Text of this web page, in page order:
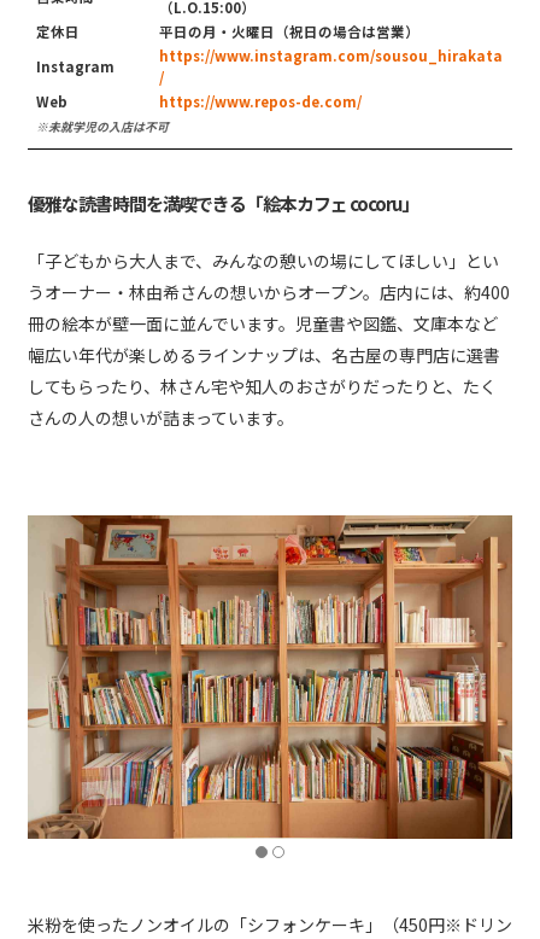
（L.O.15:00）
定休日
平日の月・火曜日（祝日の場合は営業）
Instagram
https://www.instagram.com/sousou_hirakata
/
Web
https://www.repos-de.com/
※未就学児の入店は不可
優雅な読書時間を満喫できる「絵本カフェ cocoru」
「子どもから大人まで、みんなの憩いの場にしてほしい」とい
うオーナー・林由希さんの想いからオープン。店内には、約400
冊の絵本が壁一面に並んでいます。児童書や図鑑、文庫本など
幅広い年代が楽しめるラインナップは、名古屋の専門店に選書
してもらったり、林さん宅や知人のおさがりだったりと、たく
さんの人の想いが詰まっています。
米粉を使ったノンオイルの「シフォンケーキ」（450円※ドリン